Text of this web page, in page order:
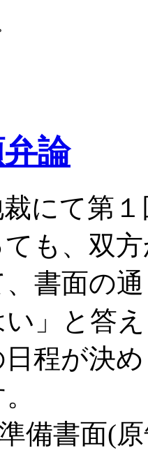
論
にて第
も、双
書面の
」と答
日程が決
備書面(